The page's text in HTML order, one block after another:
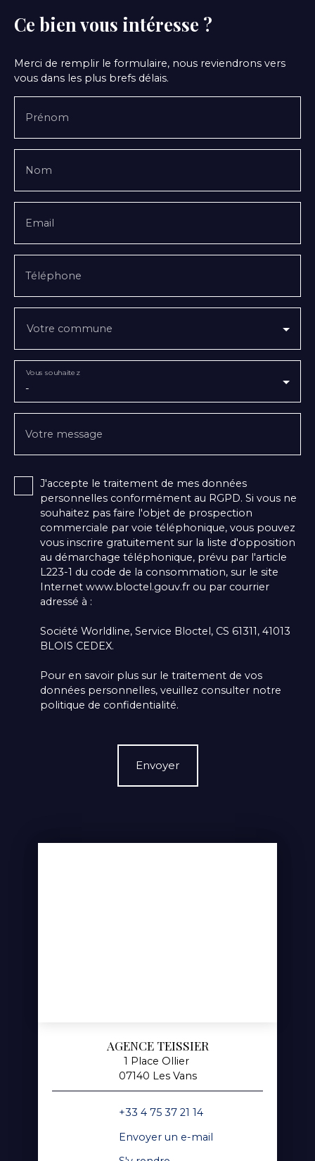
Ce bien vous intéresse ?
Merci de remplir le formulaire, nous reviendrons vers
vous dans les plus brefs délais.
Prénom
Nom
Email
Téléphone
Votre commune
-
Vous souhaitez
Votre message
J'accepte le traitement de mes données
personnelles conformément au RGPD. Si vous ne
souhaitez pas faire l'objet de prospection
commerciale par voie téléphonique, vous pouvez
vous inscrire gratuitement sur la liste d'opposition
au démarchage téléphonique, prévu par l'article
L223-1 du code de la consommation, sur le site
Internet www.bloctel.gouv.fr ou par courrier
adressé à :
Société Worldline, Service Bloctel, CS 61311, 41013
BLOIS CEDEX.
Pour en savoir plus sur le traitement de vos
données personnelles, veuillez consulter notre
politique de confidentialité.
Envoyer
AGENCE TEISSIER
1 Place Ollier
07140 Les Vans
+33 4 75 37 21 14
Envoyer un e-mail